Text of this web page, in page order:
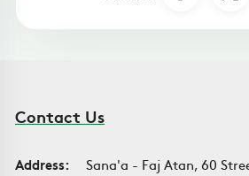
Contact Us
Address:
Sana'a - Faj Atan, 60